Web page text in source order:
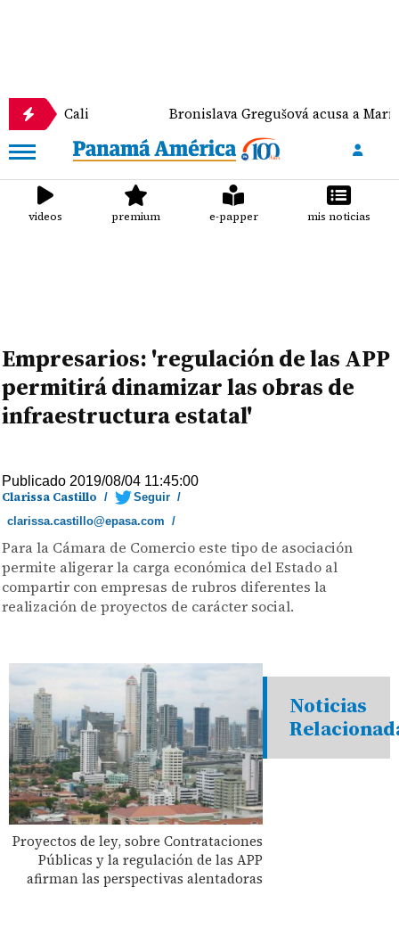
Bronislava Gregušová acusa a Mario Cimarro
videos premium e-papper mis noticias
Empresarios: 'regulación de las APP
permitirá dinamizar las obras de
infraestructura estatal'
Publicado 2019/08/04 11:45:00
Clarissa Castillo / Seguir /
clarissa.castillo@epasa.com /
Para la Cámara de Comercio este tipo de asociación
permite aligerar la carga económica del Estado al
compartir con empresas de rubros diferentes la
realización de proyectos de carácter social.
Proyectos de ley, sobre Contrataciones
Públicas y la regulación de las APP
afirman las perspectivas alentadoras
Noticias